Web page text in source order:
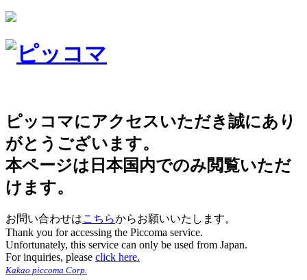
ピッコマにアクセスいただき誠にあり
がとうございます。
本ページは日本国内でのみ閲覧いただ
けます。
お問い合わせはこちらからお願いいたします。
Thank you for accessing the Piccoma service.
Unfortunately, this service can only be used from Japan.
For inquiries, please click here.
Kakao piccoma Corp.